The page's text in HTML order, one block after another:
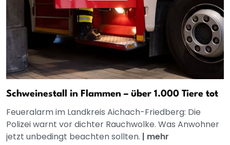
Schweinestall in Flammen – über 1.000 Tiere tot
Feueralarm im Landkreis Aichach-Friedberg: Die
Polizei warnt vor dichter Rauchwolke. Was Anwohner
jetzt unbedingt beachten sollten. | mehr